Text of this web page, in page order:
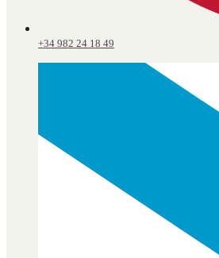
+34 982 24 18 49